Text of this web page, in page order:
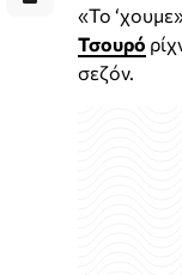
«Το
Τσουρό
σεζόν.